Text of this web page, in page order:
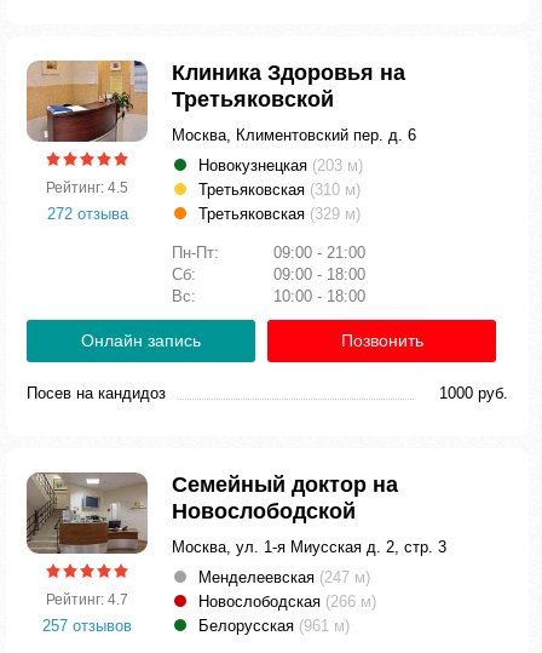
Рейтинг: 4.5
272 отзыва
Клиника Здоровья на
Третьяковской
Москва, Климентовский пер. д. 6
Новокузнецкая (203 м)
Третьяковская (310 м)
Третьяковская (329 м)
Пн-Пт:
09:00 - 21:00
Сб:
09:00 - 18:00
Вс:
10:00 - 18:00
Онлайн запись Позвонить
Посев на кандидоз 1000 руб.
Рейтинг: 4.7
257 отзывов
Семейный доктор на
Новослободской
Москва, ул. 1-я Миусская д. 2, стр. 3
Менделеевская (247 м)
Новослободская (266 м)
Белорусская (961 м)